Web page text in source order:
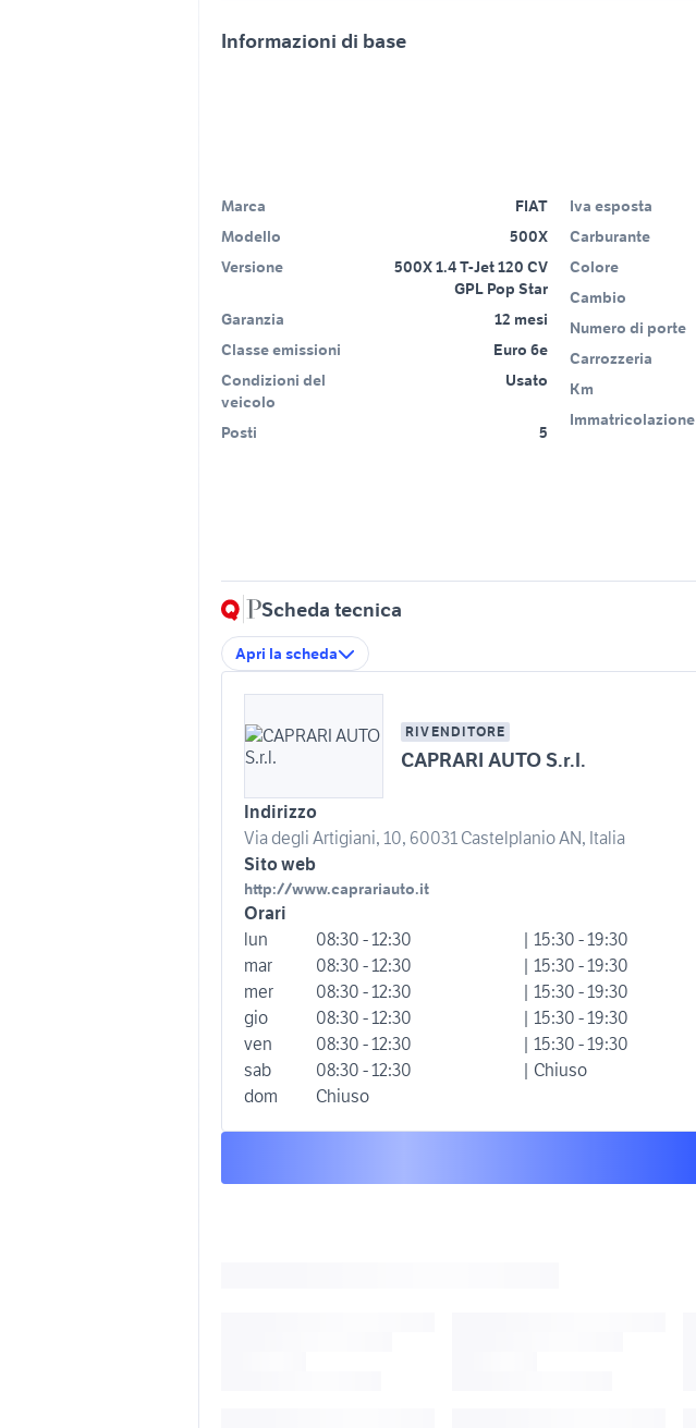
Informazioni di base
Marca
FIAT
Modello
500X
Versione
500X 1.4 T-Jet 120 CV
GPL Pop Star
Garanzia
12 mesi
Classe emissioni
Euro 6e
Condizioni del
veicolo
Usato
Posti 5
Iva esposta
Carburante
Colore
Cambio
Numero di porte
Carrozzeria
Km
Immatricolazione
Scheda tecnica
Apri la scheda
RIVENDITORE
CAPRARI AUTO S.r.l.
Indirizzo
Via degli Artigiani, 10, 60031 Castelplanio AN, Italia
Sito web
http://www.caprariauto.it
Orari
lun
08:30 - 12:30
| 15:30 - 19:30
mar
08:30 - 12:30
| 15:30 - 19:30
mer
08:30 - 12:30
| 15:30 - 19:30
gio
08:30 - 12:30
| 15:30 - 19:30
ven
08:30 - 12:30
| 15:30 - 19:30
sab
08:30 - 12:30
| Chiuso
dom
Chiuso